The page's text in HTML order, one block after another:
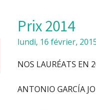
Prix 2014
lundi, 16 février,
NOS LAURÉATS EN
ANTONIO GARCÍA